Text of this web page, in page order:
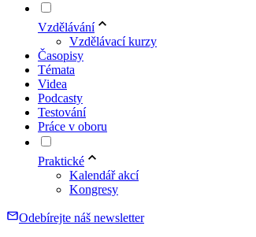
Vzdělávání
Vzdělávací kurzy
Časopisy
Témata
Videa
Podcasty
Testování
Práce v oboru
Praktické
Kalendář akcí
Kongresy
Odebírejte náš newsletter